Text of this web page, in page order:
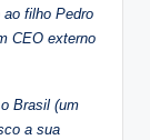
filho Pedro
CEO externo
Brasil (um
a sua